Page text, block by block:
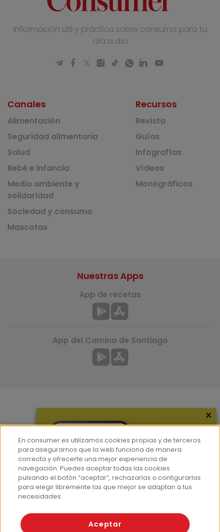
Información útil y práctica sobre consumo para tu
día a día
Canales
Alimentación
Seguridad alimentaria
Salud
Bebé e infancia
Medio ambiente y
solidaridad
Sociedad y consumo
Mascotas
Recursos
Revista
Guías
Infografías
Vídeos
Monográficos
Hemeroteca
Contacto
Prensa
Corpus Lingüístico Consumer
Nuestras Apps
App de recetas
App del Camino de Santiago
© Fundación EROSKI
×
En consumer.es utilizamos cookies propias y de terceros
para asegurarnos que la web funciona de manera
correcta y ofrecerte una mejor experiencia de
navegación. Puedes aceptar todas las cookies
pulsando el botón “aceptar”, rechazarlas o configurarlas
para elegir libremente las que mejor se adaptan a tus
necesidades.
Aceptar